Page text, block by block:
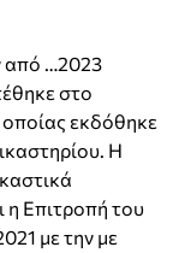
από …2023
στο
οποίας εκδόθηκε
Η
η Επιτροπή του
με την με